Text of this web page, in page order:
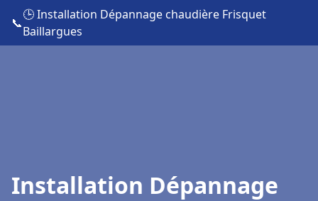
📞
🕒 Installation Dépannage chaudière Frisquet
Baillargues
Installation Dépannage